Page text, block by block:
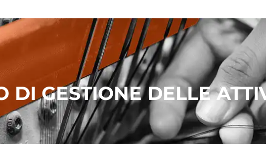
DI GESTIONE DELLE